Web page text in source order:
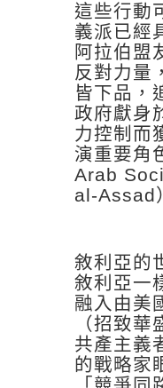
這些行動
義派已經
阿拉伯盟
反對力量
皆下品，
政府獻身
力控制而
演重要角
Arab
al-Assad
敘利亞的
敘利亞一
融入由美
（招致
共產主義
的戰略家